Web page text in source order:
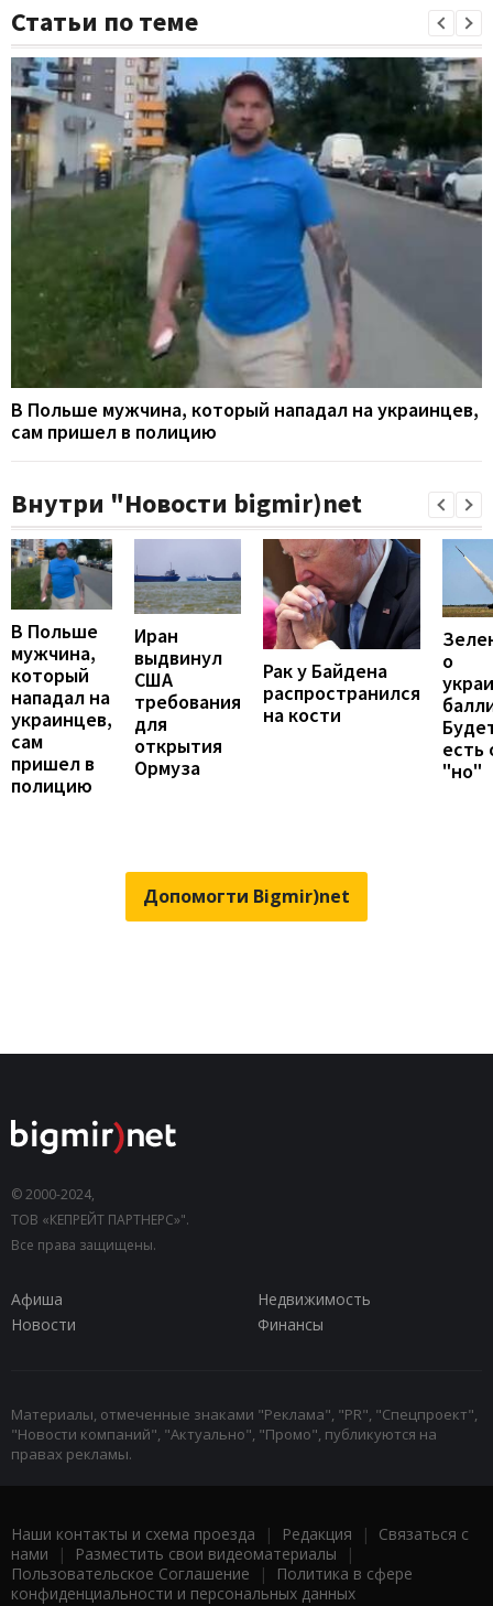
Статьи по теме
В Польше мужчина, который нападал на украинцев,
сам пришел в полицию
Внутри "Новости bigmir)net
В Польше
мужчина,
который
нападал на
украинцев,
сам
пришел в
полицию
Иран
выдвинул
США
требования
для
открытия
Ормуза
Рак у Байдена
распространился
на кости
о
есть
"но"
Допомогти Bigmir)net
© 2000-2024,
ТОВ «КЕПРЕЙТ ПАРТНЕРС»".
Все права защищены.
Афиша
Недвижимость
Новости
Финансы
Материалы, отмеченные знаками "Реклама", "PR", "Спецпроект",
"Новости компаний", "Актуально", "Промо", публикуются на
правах рекламы.
Наши контакты и схема проезда | Редакция | Связаться с
нами | Разместить свои видеоматериалы |
Пользовательское Соглашение |
Политика в сфере
конфиденциальности и персональных данных